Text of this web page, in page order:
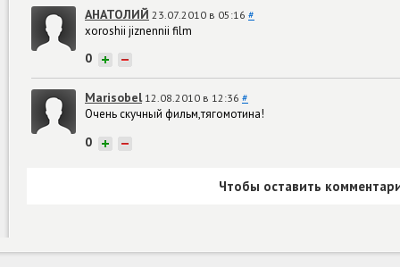
АНАТОЛИЙ 23.07.2010 в 05:16 #
xoroshii jiznennii film
0 + −
Marisobel 12.08.2010 в 12:36 #
Очень скучный фильм,тягомотина!
0 + −
Чтобы оставить